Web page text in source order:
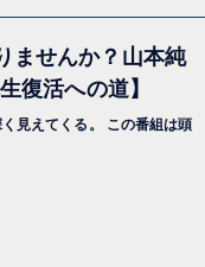
ませんか？山本純
復活への道】
見えてくる。 この番組は頭